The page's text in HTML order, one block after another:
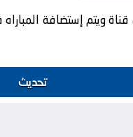
ويتم إستضافة
تحديث